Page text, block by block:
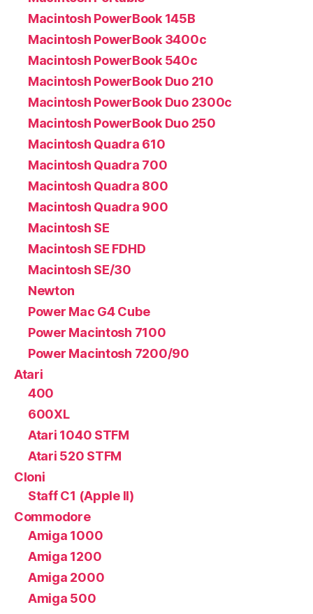
Macintosh PowerBook 145B
Macintosh PowerBook 3400c
Macintosh PowerBook 540c
Macintosh PowerBook Duo 210
Macintosh PowerBook Duo 2300c
Macintosh PowerBook Duo 250
Macintosh Quadra 610
Macintosh Quadra 700
Macintosh Quadra 800
Macintosh Quadra 900
Macintosh SE
Macintosh SE FDHD
Macintosh SE/30
Newton
Power Mac G4 Cube
Power Macintosh 7100
Power Macintosh 7200/90
Atari
400
600XL
Atari 1040 STFM
Atari 520 STFM
Cloni
Staff C1 (Apple II)
Commodore
Amiga 1000
Amiga 1200
Amiga 2000
Amiga 500